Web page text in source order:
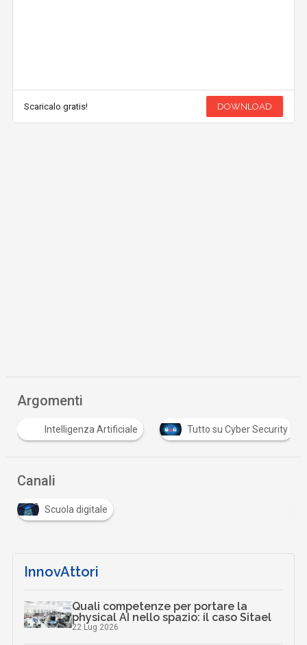
Scaricalo gratis! DOWNLOAD
Argomenti
Intelligenza Artificiale Tutto su Cyber Security
Canali
Scuola digitale
InnovAttori
Quali competenze per portare la
physical AI nello spazio: il caso Sitael
22 Lug 2026